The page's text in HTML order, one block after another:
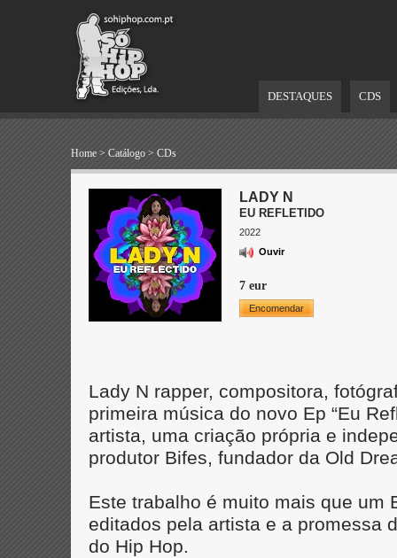
DESTAQUES CDS
Home > Catálogo > CDs
LADY N
EU REFLETIDO
2022
Ouvir
7 eur
Encomendar
Lady N rapper, compositora,
primeira música do novo Ep “Eu
artista, uma criação própria e
produtor Bifes, fundador da Old
Este trabalho é muito mais que um
editados pela artista e a promessa
do Hip Hop.